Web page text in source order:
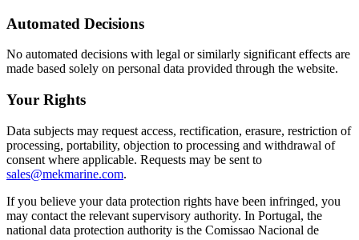
Automated Decisions
No automated decisions with legal or similarly significant effects are
made based solely on personal data provided through the website.
Your Rights
Data subjects may request access, rectification, erasure, restriction of
processing, portability, objection to processing and withdrawal of
consent where applicable. Requests may be sent to
sales@mekmarine.com.
If you believe your data protection rights have been infringed, you
may contact the relevant supervisory authority. In Portugal, the
national data protection authority is the Comissao Nacional de